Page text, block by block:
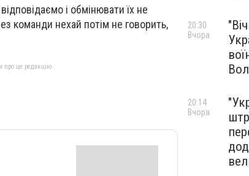
і обмінювати їх не
команди нехай потім не говорить,
про це редакцію
20:30
Вчора
20:14
Вчора